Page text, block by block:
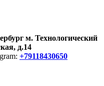
м. Технологический
д.14
+79118430650